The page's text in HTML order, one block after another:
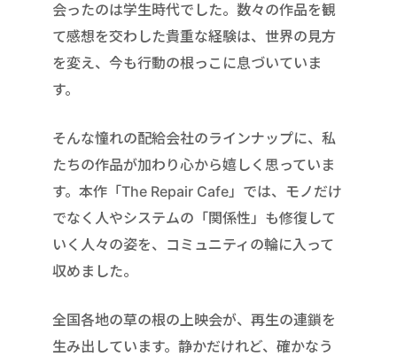
会ったのは学生時代でした。数々の作品を観
て感想を交わした貴重な経験は、世界の見方
を変え、今も行動の根っこに息づいていま
す。
そんな憧れの配給会社のラインナップに、私
たちの作品が加わり心から嬉しく思っていま
す。本作「The Repair Cafe」では、モノだけ
でなく人やシステムの「関係性」も修復して
いく人々の姿を、コミュニティの輪に入って
収めました。
全国各地の草の根の上映会が、再生の連鎖を
生み出しています。静かだけれど、確かなう